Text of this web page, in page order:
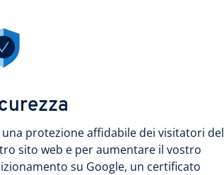
una protezione affidabile dei visitatori del
sito web e per aumentare il vostro
su Google, un certificato